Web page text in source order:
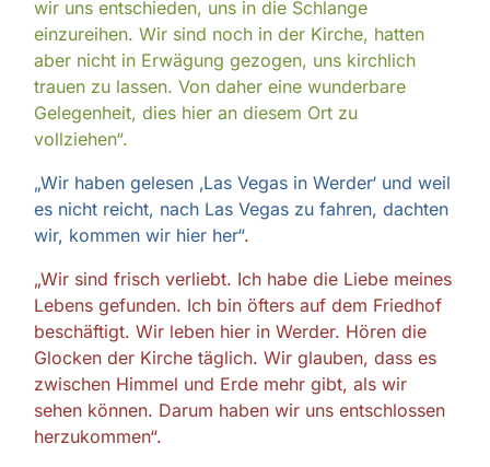
wir uns entschieden, uns in die Schlange
einzureihen. Wir sind noch in der Kirche, hatten
aber nicht in Erwägung gezogen, uns kirchlich
trauen zu lassen. Von daher eine wunderbare
Gelegenheit, dies hier an diesem Ort zu
vollziehen“.
„Wir haben gelesen ‚Las Vegas in Werder‘ und weil
es nicht reicht, nach Las Vegas zu fahren, dachten
wir, kommen wir hier her“.
„Wir sind frisch verliebt. Ich habe die Liebe meines
Lebens gefunden. Ich bin öfters auf dem Friedhof
beschäftigt. Wir leben hier in Werder. Hören die
Glocken der Kirche täglich. Wir glauben, dass es
zwischen Himmel und Erde mehr gibt, als wir
sehen können. Darum haben wir uns entschlossen
herzukommen“.